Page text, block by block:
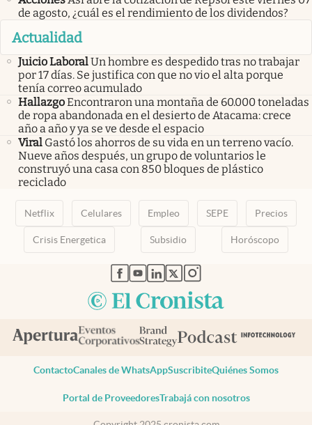
de agosto, ¿cuál es el rendimiento de los dividendos?
Actualidad
Juicio LaboralUn hombre es despedido tras no trabajar
por 17 días. Se justifica con que no vio el alta porque
tenía correo acumulado
HallazgoEncontraron una montaña de 60.000 toneladas
de ropa abandonada en el desierto de Atacama: crece
año a año y ya se ve desde el espacio
Viral Gastó los ahorros de su vida en un terreno vacío.
Nueve años después, un grupo de voluntarios le
construyó una casa con 850 bloques de plástico
reciclado
Netflix Celulares Empleo SEPE Precios
Crisis Energetica Subsidio Horóscopo
abre en nueva pestaña
abre en nueva pestaña
abre en nueva pestaña
abre en nueva pestaña
abre en nueva pestaña
ContactoCanales de WhatsAppSuscribiteQuiénes Somos
Portal de ProveedoresTrabajá con nosotros